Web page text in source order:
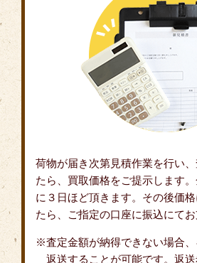
荷物が届き次第見積作業を行い
たら、買取価格をご提示します
に３日ほど頂きます。その後価
たら、ご指定の口座に振込にてお
査定金額が納得できない場合
返送することが可能です。返